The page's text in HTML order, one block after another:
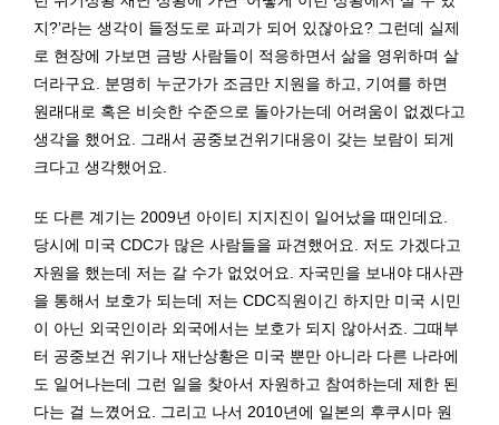
지?’라는 생각이 들정도로 파괴가 되어 있잖아요? 그런데 실제
로 현장에 가보면 금방 사람들이 적응하면서 삶을 영위하며 살
더라구요. 분명히 누군가가 조금만 지원을 하고, 기여를 하면
원래대로 혹은 비슷한 수준으로 돌아가는데 어려움이 없겠다고
생각을 했어요. 그래서 공중보건위기대응이 갖는 보람이 되게
크다고 생각했어요.
또 다른 계기는 2009년 아이티 지지진이 일어났을 때인데요.
당시에 미국 CDC가 많은 사람들을 파견했어요. 저도 가겠다고
자원을 했는데 저는 갈 수가 없었어요. 자국민을 보내야 대사관
을 통해서 보호가 되는데 저는 CDC직원이긴 하지만 미국 시민
이 아닌 외국인이라 외국에서는 보호가 되지 않아서죠. 그때부
터 공중보건 위기나 재난상황은 미국 뿐만 아니라 다른 나라에
도 일어나는데 그런 일을 찾아서 자원하고 참여하는데 제한 된
다는 걸 느꼈어요. 그리고 나서 2010년에 일본의 후쿠시마 원